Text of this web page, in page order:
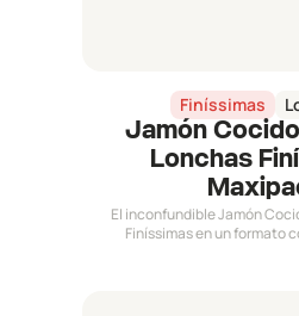
Finíssimas
Jamón
Lonchas
El inconfundible Jamón
Finíssimas en un formato